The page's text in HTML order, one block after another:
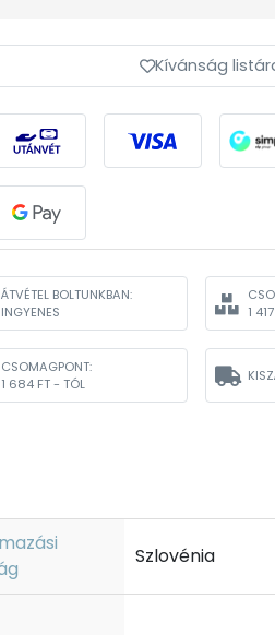
Kívánság
ÁTVÉTEL BOLTUNKBAN:
INGYENES
1
CSOMAGPONT:
1 684 FT - TÓL
Szlovénia